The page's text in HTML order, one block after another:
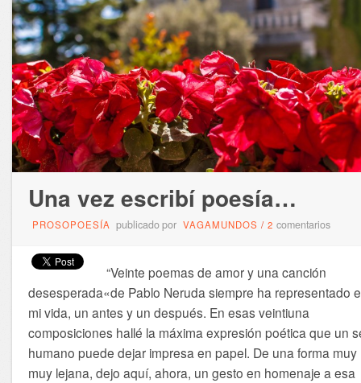
Una vez escribí poesía…
PROSOPOESÍA publicado por VAGAMUNDOS / 2 comentarios
“Veinte poemas de amor y una canción
desesperada«de Pablo Neruda siempre ha representado
mi vida, un antes y un después. En esas veintiuna
composiciones hallé la máxima expresión poética que un
humano puede dejar impresa en papel. De una forma muy
muy lejana, dejo aquí, ahora, un gesto en homenaje a esa